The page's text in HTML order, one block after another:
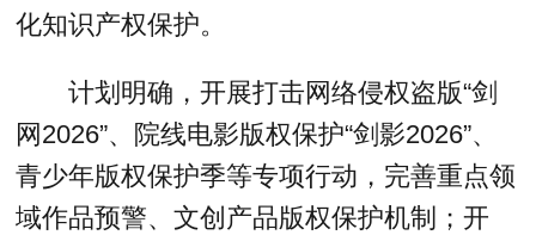
化知识产权保护。
计划明确，开展打击网络侵权盗版“剑
网2026”、院线电影版权保护“剑影2026”、
青少年版权保护季等专项行动，完善重点领
域作品预警、文创产品版权保护机制；开